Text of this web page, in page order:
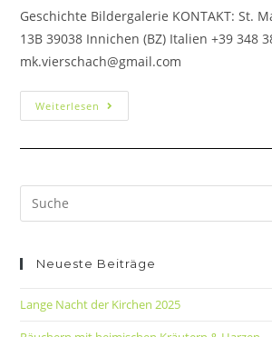
Geschichte Bildergalerie KONTAKT: St.
13B 39038 Innichen (BZ) Italien +39 348
mk.vierschach@gmail.com
Weiterlesen
Neueste Beiträge
Lange Nacht der Kirchen 2025